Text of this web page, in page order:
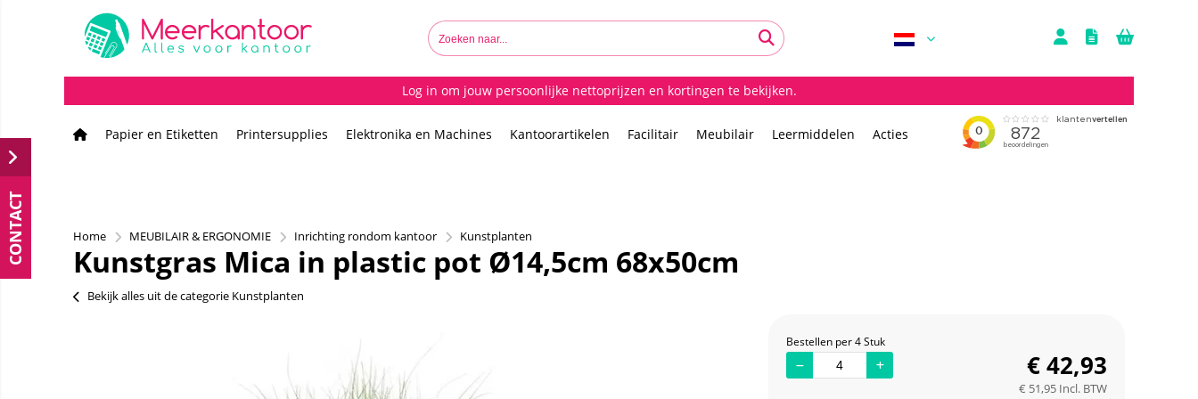
Log in om jouw persoonlijke nettoprijzen en kortingen te bekijken.
Papier en Etiketten Printersupplies Elektronika en Machines Kantoorartikelen Facilitair Meubilair Leermiddelen Acties
Home MEUBILAIR & ERGONOMIE Inrichting rondom kantoor Kunstplanten
Kunstgras Mica in plastic pot Ø14,5cm 68x50cm
Bekijk alles uit de categorie Kunstplanten
Bestellen per 4 Stuk
€42,93
€ 51,95 Incl. BTW
CONTACT